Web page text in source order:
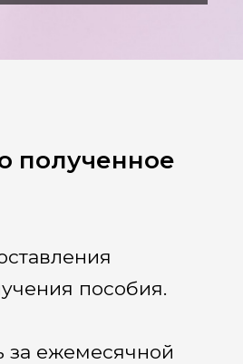
полученное
пособия.
за ежемесячной